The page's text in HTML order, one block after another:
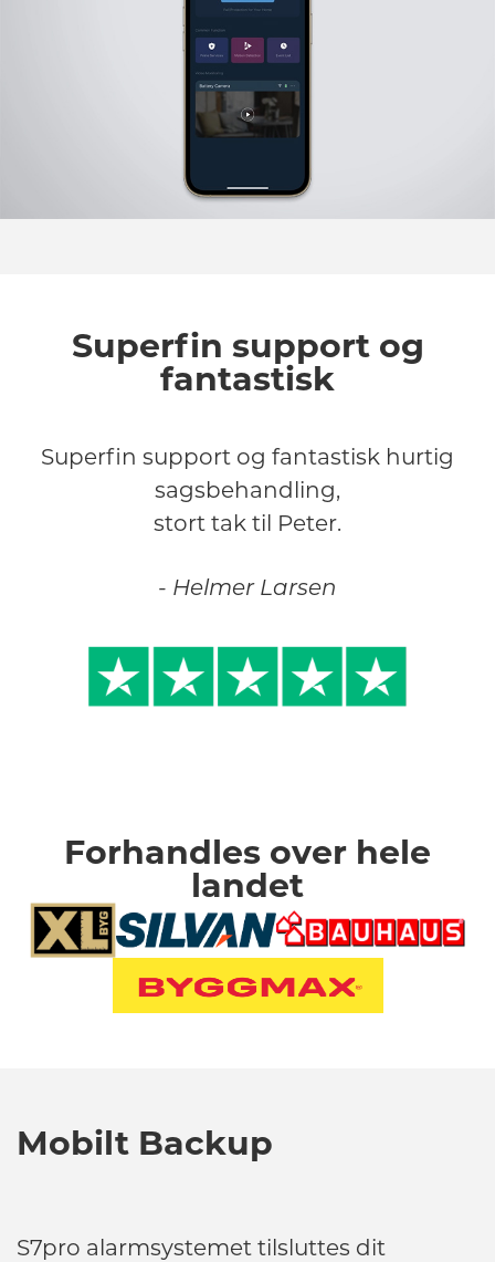
Superfin support og
fantastisk
Superfin support og fantastisk hurtig
sagsbehandling,
stort tak til Peter.
- Helmer Larsen
Forhandles over hele
landet
Mobilt Backup
S7pro alarmsystemet tilsluttes dit